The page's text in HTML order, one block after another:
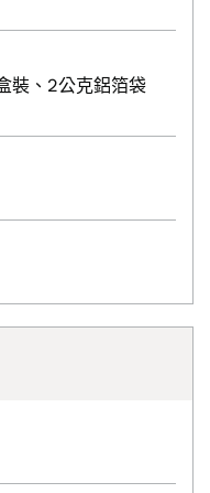
裝、2公克鋁箔袋